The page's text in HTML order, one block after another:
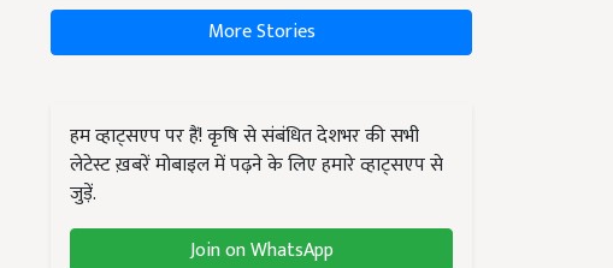
More Stories
हम व्हाट्सएप पर हैं! कृषि से संबंधित देशभर की सभी
लेटेस्ट ख़बरें मोबाइल में पढ़ने के लिए हमारे व्हाट्सएप से
जुड़ें.
Join on WhatsApp